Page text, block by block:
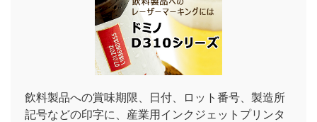
飲料製品への賞味期限、日付、ロット番号、製造所
記号などの印字に、産業用インクジェットプリンタ